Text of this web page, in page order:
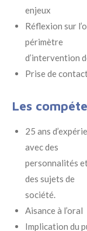
enjeux
Réflexion sur
périmètre
d’intervention
Prise de
Les
25 ans
avec des
personnalités
des sujets de
société.
Aisance à l’oral
Implication du